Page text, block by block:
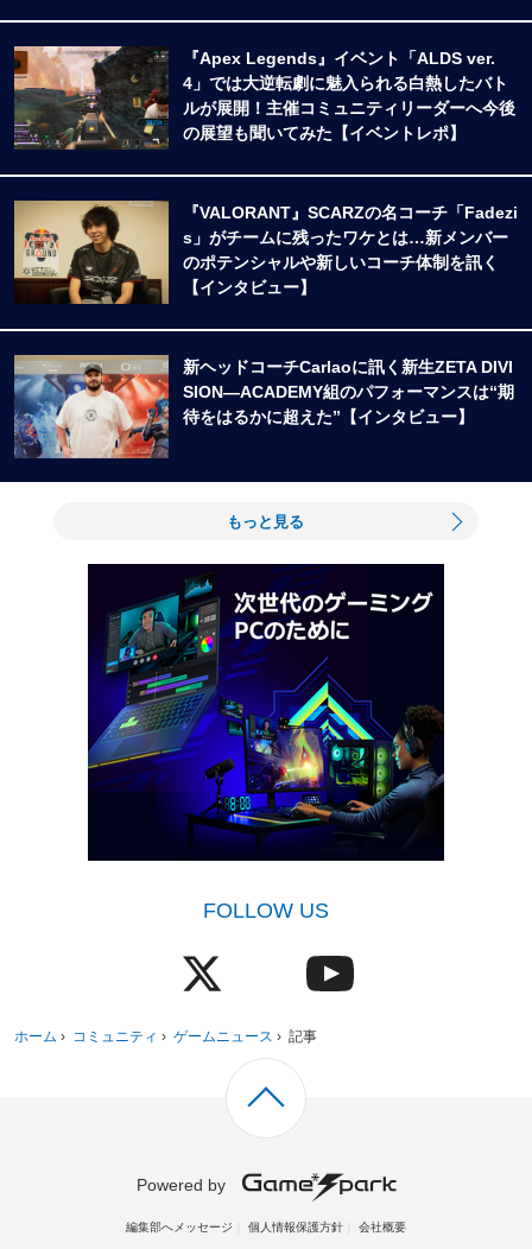
『Apex Legends』イベント「ALDS ver.
4」では大逆転劇に魅入られる白熱したバト
ルが展開！主催コミュニティリーダーへ今後
の展望も聞いてみた【イベントレポ】
『VALORANT』SCARZの名コーチ「Fadezi
s」がチームに残ったワケとは…新メンバー
のポテンシャルや新しいコーチ体制を訊く
【インタビュー】
新ヘッドコーチCarlaoに訊く新生ZETA DIVI
SION―ACADEMY組のパフォーマンスは“期
待をはるかに超えた”【インタビュー】
もっと見る
FOLLOW US
ホーム › コミュニティ › ゲームニュース › 記事
Powered by
編集部へメッセージ 個人情報保護方針 会社概要